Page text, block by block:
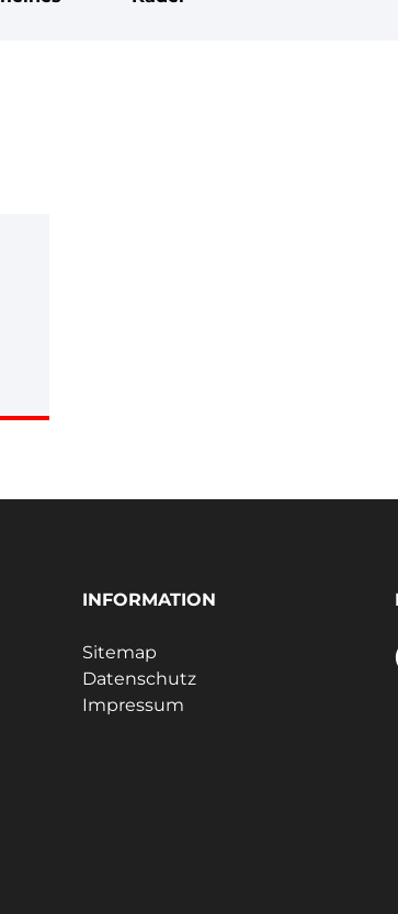
INFORMATION
Sitemap
Datenschutz
Impressum